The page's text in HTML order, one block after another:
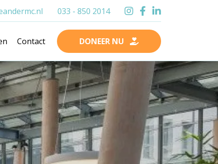
Contact
033 - 850 2014
DONEER NU